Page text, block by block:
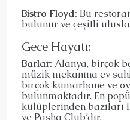
Bistro Floyd: Bu
bulunur ve çeşitli
Gece Hayatı:
Barlar: Alanya, birçok
müzik mekanına ev
birçok kumarhane ve
bulunmaktadır. En
kulüplerinden bazıları
ve Pasha Club’dır.